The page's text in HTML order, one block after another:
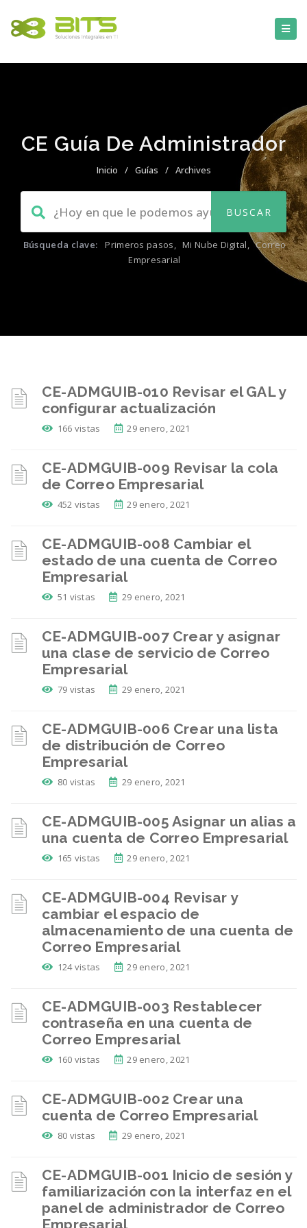
CE Guía De Administrador
Inicio / Guías / Archives
Búsqueda clave: Primeros pasos, Mi Nube Digital, Correo
Empresarial
CE-ADMGUIB-010 Revisar el GAL y
configurar actualización
166 vistas 29 enero, 2021
CE-ADMGUIB-009 Revisar la cola
de Correo Empresarial
452 vistas 29 enero, 2021
CE-ADMGUIB-008 Cambiar el
estado de una cuenta de Correo
Empresarial
51 vistas 29 enero, 2021
CE-ADMGUIB-007 Crear y asignar
una clase de servicio de Correo
Empresarial
79 vistas 29 enero, 2021
CE-ADMGUIB-006 Crear una lista
de distribución de Correo
Empresarial
80 vistas 29 enero, 2021
CE-ADMGUIB-005 Asignar un alias a
una cuenta de Correo Empresarial
165 vistas 29 enero, 2021
CE-ADMGUIB-004 Revisar y
cambiar el espacio de
almacenamiento de una cuenta de
Correo Empresarial
124 vistas 29 enero, 2021
CE-ADMGUIB-003 Restablecer
contraseña en una cuenta de
Correo Empresarial
160 vistas 29 enero, 2021
CE-ADMGUIB-002 Crear una
cuenta de Correo Empresarial
80 vistas 29 enero, 2021
CE-ADMGUIB-001 Inicio de sesión y
familiarización con la interfaz en el
panel de administrador de Correo
Empresarial